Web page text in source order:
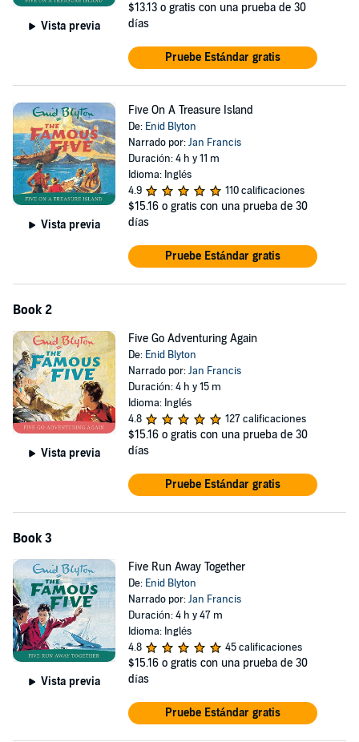
Vista previa
$13.13 o gratis con una prueba de 30
días
Pruebe Estándar gratis
Vista previa
Five On A Treasure Island
De: Enid Blyton
Narrado por:Jan Francis
Duración: 4 h y 11 m
Idioma: Inglés
4.9
110 calificaciones
$15.16 o gratis con una prueba de 30
días
Pruebe Estándar gratis
Book 2
Vista previa
Five Go Adventuring Again
De: Enid Blyton
Narrado por:Jan Francis
Duración: 4 h y 15 m
Idioma: Inglés
4.8
127 calificaciones
$15.16 o gratis con una prueba de 30
días
Pruebe Estándar gratis
Book 3
Vista previa
Five Run Away Together
De: Enid Blyton
Narrado por:Jan Francis
Duración: 4 h y 47 m
Idioma: Inglés
4.8
45 calificaciones
$15.16 o gratis con una prueba de 30
días
Pruebe Estándar gratis